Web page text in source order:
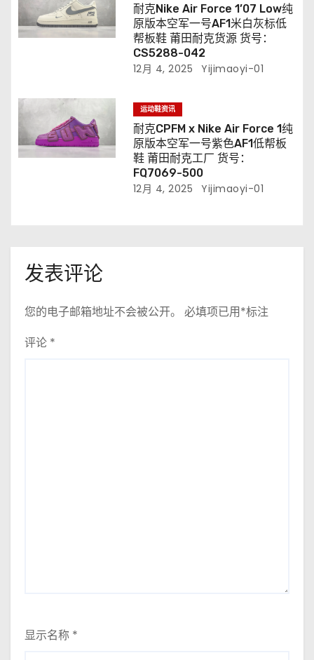
耐克Nike Air Force 1’07 Low纯
原版本空军一号AF1米白灰标低
帮板鞋 莆田耐克货源 货号：
CS5288-042
12月 4, 2025 Yijimaoyi-01
运动鞋资讯
耐克CPFM x Nike Air Force 1纯
原版本空军一号紫色AF1低帮板
鞋 莆田耐克工厂 货号：
FQ7069-500
12月 4, 2025 Yijimaoyi-01
发表评论
您的电子邮箱地址不会被公开。 必填项已用*标注
评论 *
显示名称 *